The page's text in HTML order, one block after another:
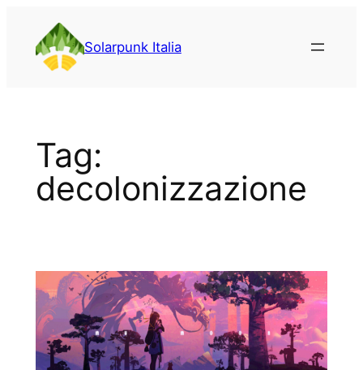
contenuto
Solarpunk Italia
Tag:
decolonizzazione